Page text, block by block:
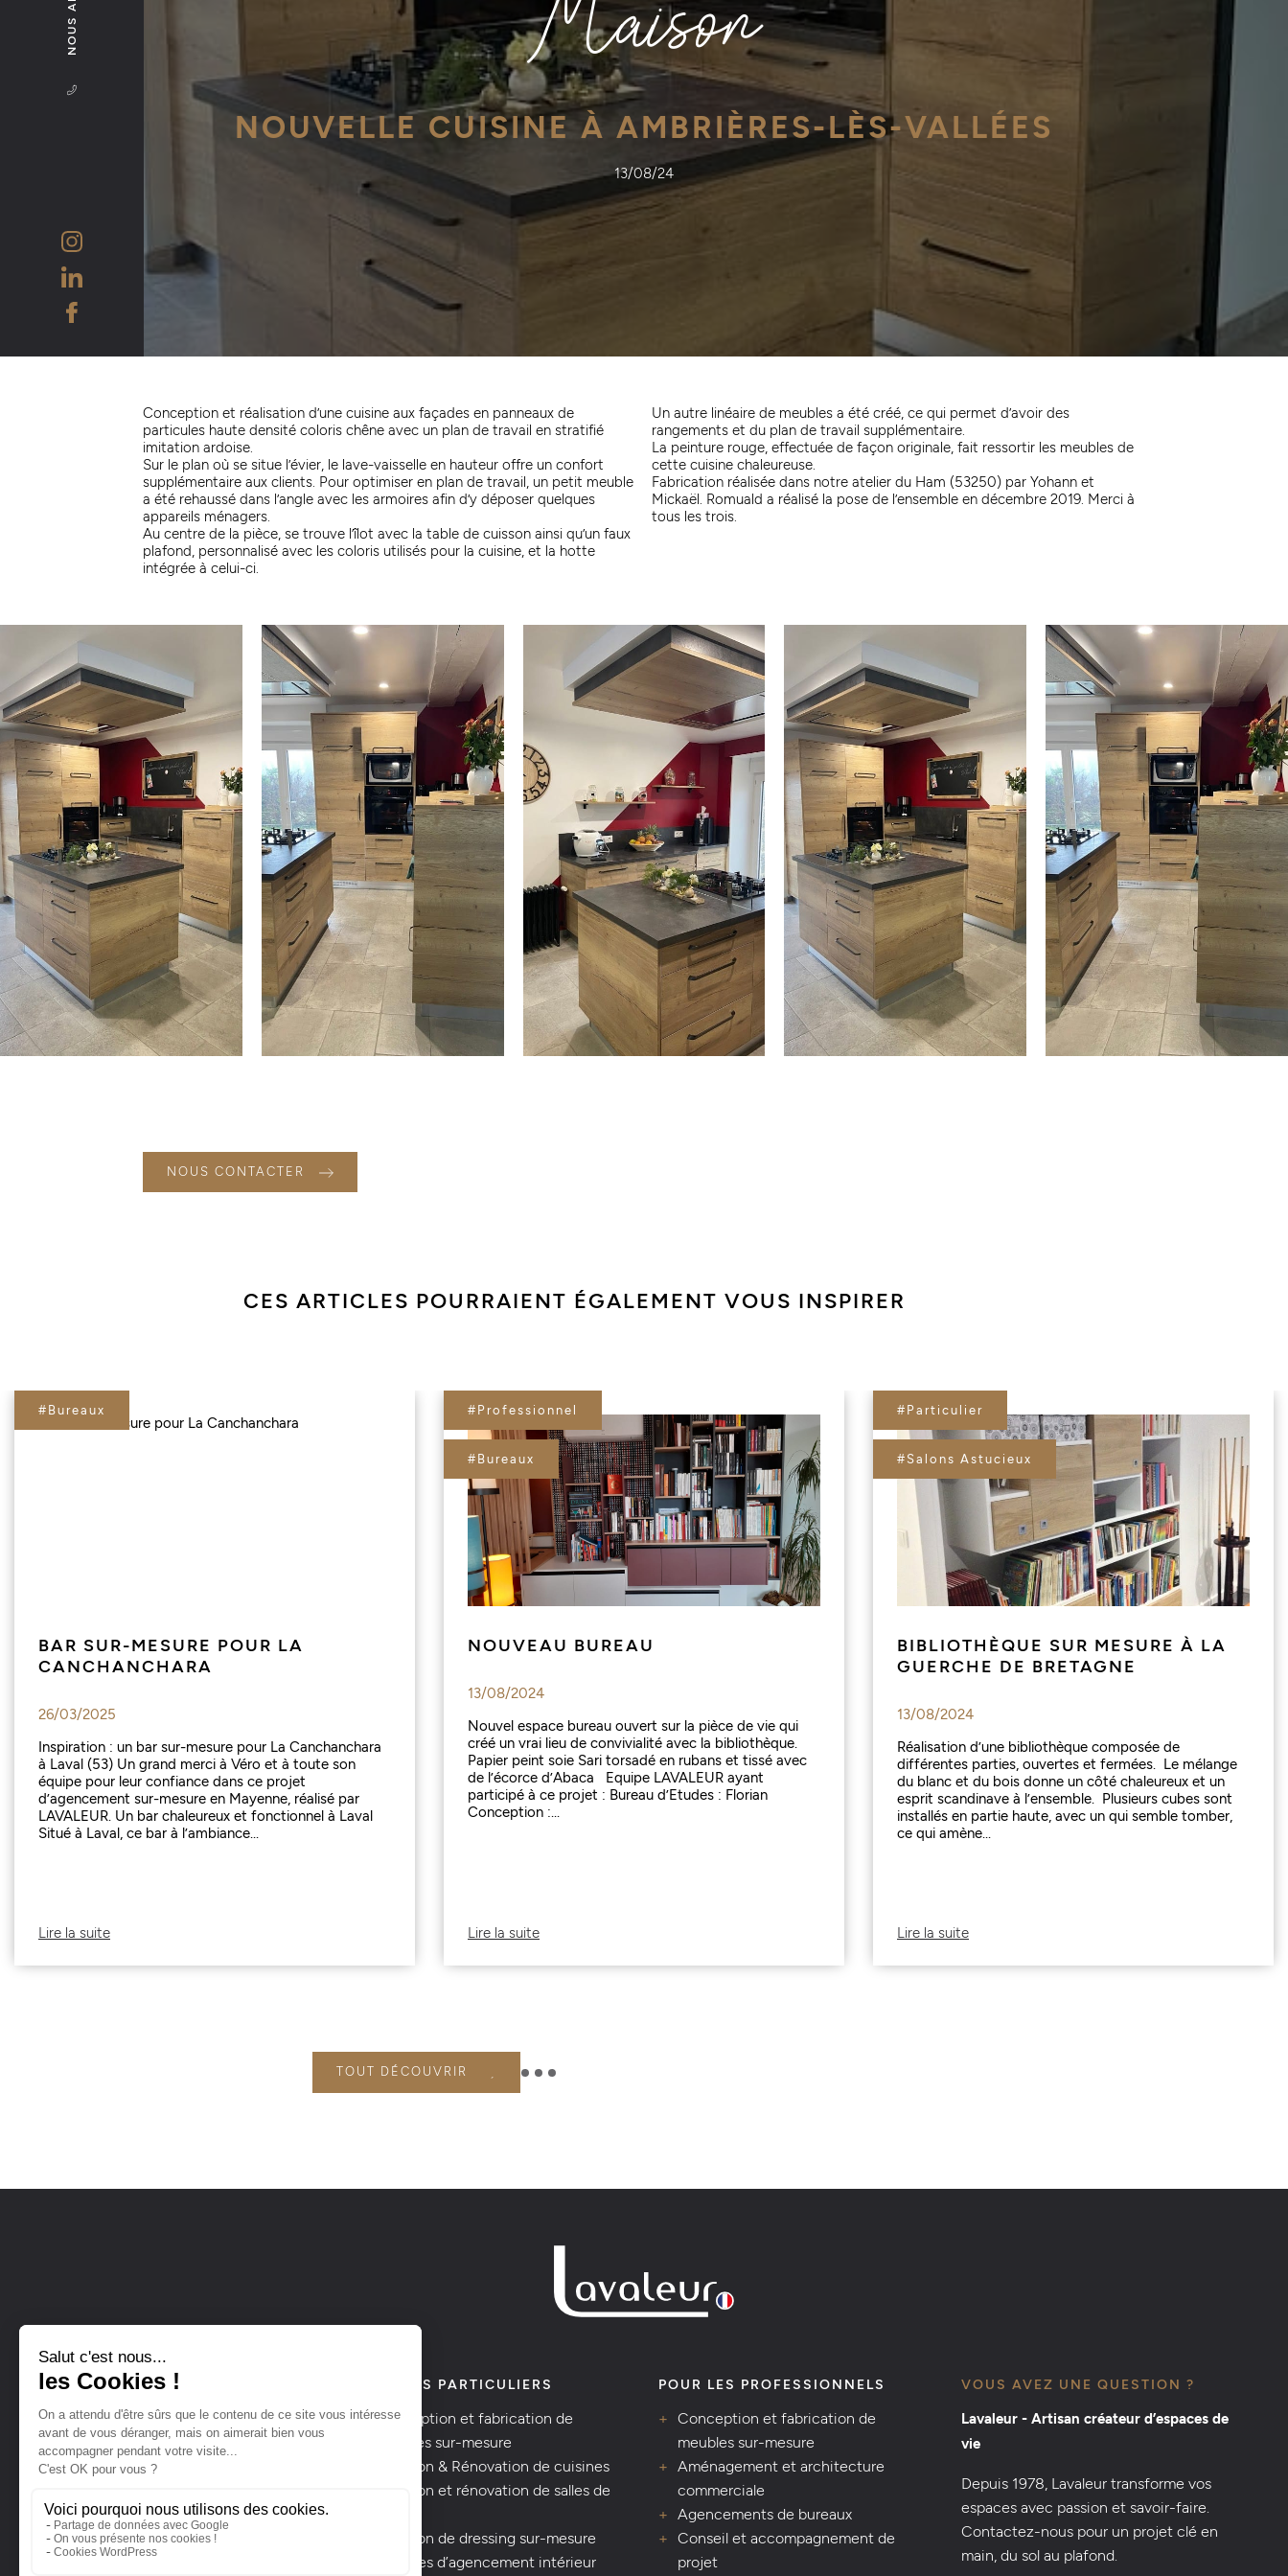
NOUVELLE CUISINE À AMBRIÈRES-LÈS-VALLÉES
13/08/24
Conception et réalisation d’une cuisine aux façades en panneaux de
particules haute densité coloris chêne avec un plan de travail en stratifié
imitation ardoise.
Sur le plan où se situe l’évier, le lave-vaisselle en hauteur offre un confort
supplémentaire aux clients. Pour optimiser en plan de travail, un petit meuble
a été rehaussé dans l’angle avec les armoires afin d’y déposer quelques
appareils ménagers.
Au centre de la pièce, se trouve l’îlot avec la table de cuisson ainsi qu’un faux
plafond, personnalisé avec les coloris utilisés pour la cuisine, et la hotte
intégrée à celui-ci.
Un autre linéaire de meubles a été créé, ce qui permet d’avoir des
rangements et du plan de travail supplémentaire.
La peinture rouge, effectuée de façon originale, fait ressortir les meubles de
cette cuisine chaleureuse.
Fabrication réalisée dans notre atelier du Ham (53250) par Yohann et
Mickaël. Romuald a réalisé la pose de l’ensemble en décembre 2019. Merci à
tous les trois.
NOUS CONTACTER
CES ARTICLES POURRAIENT ÉGALEMENT VOUS INSPIRER
#Bureaux
BAR SUR-MESURE POUR LA
CANCHANCHARA
26/03/2025
Inspiration : un bar sur-mesure pour La Canchanchara
à Laval (53) Un grand merci à Véro et à toute son
équipe pour leur confiance dans ce projet
d’agencement sur-mesure en Mayenne, réalisé par
LAVALEUR. Un bar chaleureux et fonctionnel à Laval
Situé à Laval, ce bar à l’ambiance...
Lire la suite
#Professionnel
#Bureaux
NOUVEAU BUREAU
13/08/2024
Nouvel espace bureau ouvert sur la pièce de vie qui
créé un vrai lieu de convivialité avec la bibliothèque.
Papier peint soie Sari torsadé en rubans et tissé avec
de l’écorce d’Abaca Equipe LAVALEUR ayant
participé à ce projet : Bureau d’Etudes : Florian
Conception :...
Lire la suite
#Particulier
#Salons Astucieux
BIBLIOTHÈQUE SUR MESURE À LA
GUERCHE DE BRETAGNE
13/08/2024
Réalisation d’une bibliothèque composée de
différentes parties, ouvertes et fermées. Le mélange
du blanc et du bois donne un côté chaleureux et un
esprit scandinave à l’ensemble. Plusieurs cubes sont
installés en partie haute, avec un qui semble tomber,
ce qui amène...
Lire la suite
TOUT DÉCOUVRIR
LAVALEUR SIÈGE SOCIAL
Bellevue
53250 Le Ham
POUR LES PARTICULIERS
Conception et fabrication de
meubles sur-mesure
Création & Rénovation de cuisines
Création et rénovation de salles de
Création de dressing sur-mesure
Services d’agencement intérieur
POUR LES PROFESSIONNELS
Conception et fabrication de
meubles sur-mesure
Aménagement et architecture
commerciale
Agencements de bureaux
Conseil et accompagnement de
projet
VOUS AVEZ UNE QUESTION ?
Lavaleur - Artisan créateur d’espaces de
vie
Depuis 1978, Lavaleur transforme vos
espaces avec passion et savoir-faire.
Contactez-nous pour un projet clé en
main, du sol au plafond.